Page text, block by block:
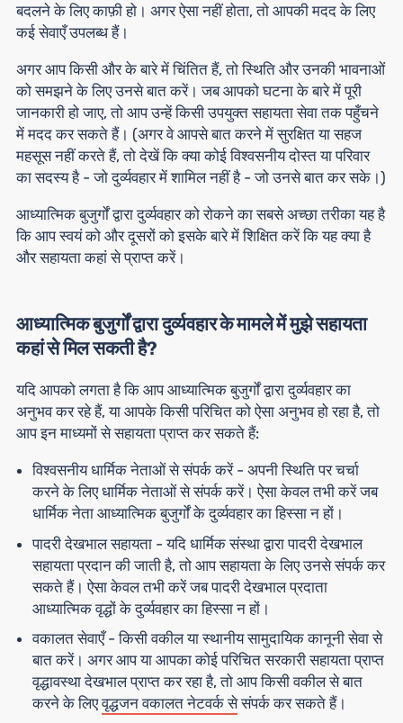
बदलने के लिए काफ़ी हो। अगर ऐसा नहीं होता, तो आपकी मदद के लिए
कई सेवाएँ उपलब्ध हैं।
अगर आप किसी और के बारे में चिंतित हैं, तो स्थिति और उनकी भावनाओं
को समझने के लिए उनसे बात करें। जब आपको घटना के बारे में पूरी
जानकारी हो जाए, तो आप उन्हें किसी उपयुक्त सहायता सेवा तक पहुँचने
में मदद कर सकते हैं। (अगर वे आपसे बात करने में सुरक्षित या सहज
महसूस नहीं करते हैं, तो देखें कि क्या कोई विश्वसनीय दोस्त या परिवार
का सदस्य है - जो दुर्व्यवहार में शामिल नहीं है - जो उनसे बात कर सके।)
आध्यात्मिक बुजुर्गों द्वारा दुर्व्यवहार को रोकने का सबसे अच्छा तरीका यह है
कि आप स्वयं को और दूसरों को इसके बारे में शिक्षित करें कि यह क्या है
और सहायता कहां से प्राप्त करें।
आध्यात्मिक बुजुर्गों द्वारा दुर्व्यवहार के मामले में मुझे सहायता
कहां से मिल सकती है?
यदि आपको लगता है कि आप आध्यात्मिक बुजुर्गों द्वारा दुर्व्यवहार का
अनुभव कर रहे हैं, या आपके किसी परिचित को ऐसा अनुभव हो रहा है, तो
आप इन माध्यमों से सहायता प्राप्त कर सकते हैं:
विश्वसनीय धार्मिक नेताओं सेसंपर्क करें - अपनी स्थिति पर चर्चा
करने के लिए धार्मिक नेताओं से संपर्क करें। ऐसा केवल तभी करें जब
धार्मिक नेता आध्यात्मिक बुजुर्गों के दुर्व्यवहार का हिस्सा न हों।
पादरी देखभाल सहायता - यदि धार्मिक संस्था द्वारा पादरी देखभाल
सहायता प्रदान की जाती है, तो आप सहायता के लिए उनसे संपर्क कर
सकते हैं। ऐसा केवल तभी करें जब पादरी देखभाल प्रदाता
आध्यात्मिक वृद्धों के दुर्व्यवहार का हिस्सा न हों।
वकालत सेवाएँ- किसी वकील या स्थानीय सामुदायिक कानूनी सेवा से
बात करें। अगर आप या आपका कोई परिचित सरकारी सहायता प्राप्त
वृद्धावस्था देखभाल प्राप्त कर रहा है, तो आप किसी वकील से बात
करने के लिएवृद्धजन वकालत नेटवर्क सेसंपर्क कर सकते हैं।